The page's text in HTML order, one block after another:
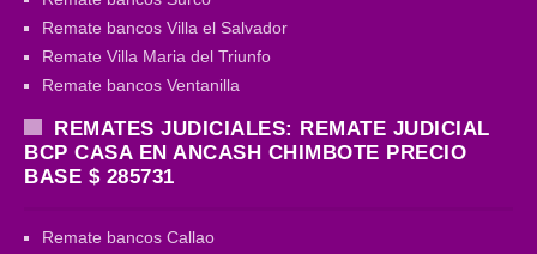
Remate bancos Villa el Salvador
Remate Villa Maria del Triunfo
Remate bancos Ventanilla
REMATES JUDICIALES: REMATE JUDICIAL
BCP CASA EN ANCASH CHIMBOTE PRECIO
BASE $ 285731
Remate bancos Callao